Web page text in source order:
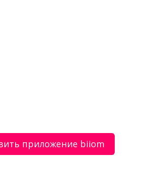
приложение biiom